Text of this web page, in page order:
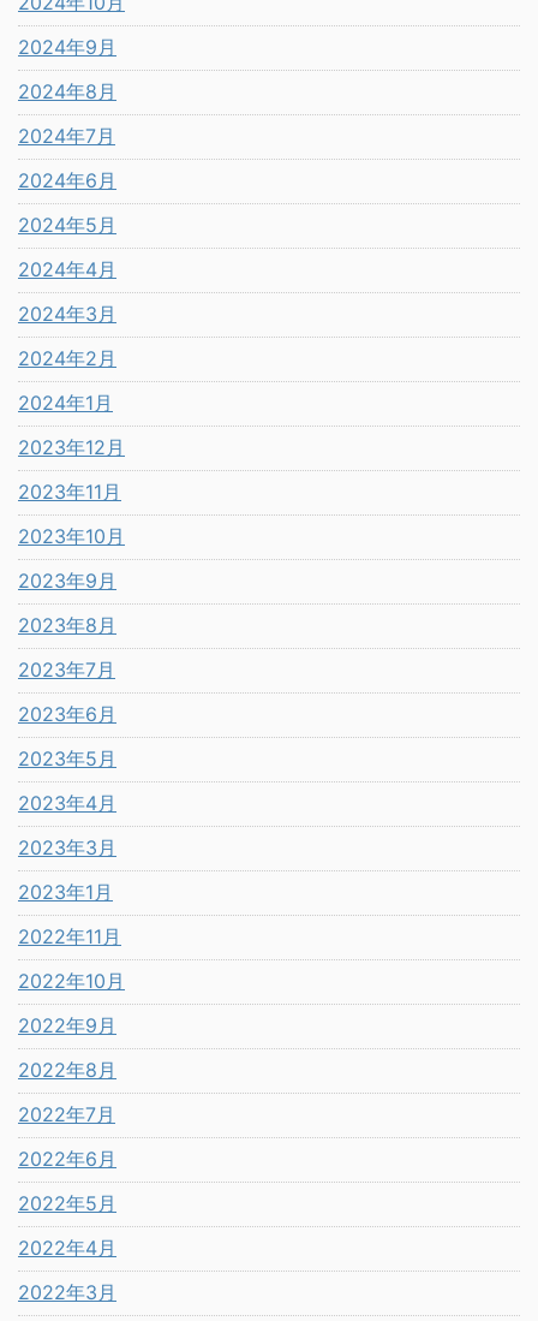
2024年9月
2024年8月
2024年7月
2024年6月
2024年5月
2024年4月
2024年3月
2024年2月
2024年1月
2023年12月
2023年11月
2023年10月
2023年9月
2023年8月
2023年7月
2023年6月
2023年5月
2023年4月
2023年3月
2023年1月
2022年11月
2022年10月
2022年9月
2022年8月
2022年7月
2022年6月
2022年5月
2022年4月
2022年3月